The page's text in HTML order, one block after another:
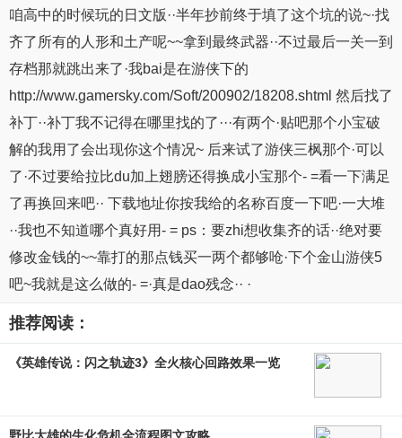
咱高中的时候玩的日文版··半年抄前终于填了这个坑的说~·找
齐了所有的人形和土产呢~~拿到最终武器··不过最后一关一到
存档那就跳出来了·我bai是在游侠下的
http://www.gamersky.com/Soft/200902/18208.shtml 然后找了
补丁··补丁我不记得在哪里找的了···有两个·贴吧那个小宝破
解的我用了会出现你这个情况~ 后来试了游侠三枫那个·可以
了·不过要给拉比du加上翅膀还得换成小宝那个- =看一下满足
了再换回来吧·· 下载地址你按我给的名称百度一下吧·一大堆
··我也不知道哪个真好用- = ps：要zhi想收集齐的话··绝对要
修改金钱的~~靠打的那点钱买一两个都够呛·下个金山游侠5
吧~我就是这么做的- =·真是dao残念·· ·
推荐阅读：
《英雄传说：闪之轨迹3》全火核心回路效果一览